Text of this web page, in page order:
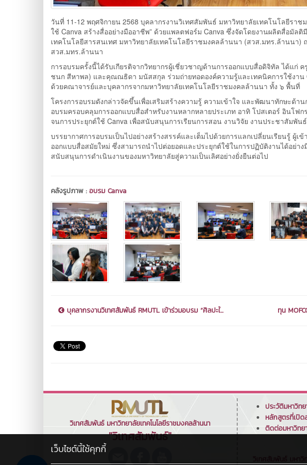
วันที่ 11-12 พฤศจิกายน 2568 บุคลากรงานวิเทศสัมพันธ์ มหาวิทยาลัยเทคโนโลยีราช
ใช้ Canva สร้างสื่ออย่างมืออาชีพ” ด้วยแพลตฟอร์ม Canva ซึ่งจัดโดยงานผลิตสื่อมัล
เทคโนโลยีสารสนเทศ มหาวิทยาลัยเทคโนโลยีราชมงคลล้านนา (สวส.มทร.ล้านนา)
สวส.มทร.ล้านนา
การอบรมครั้งนี้ได้รับเกียรติจากวิทยากรผู้เชี่ยวชาญด้านการออกแบบสื่อดิจิทัล ได้แก่
ชนก สีหาพล) และคุณณธิดา มนัสสกุล ร่วมถ่ายทอดองค์ความรู้และเทคนิคการใช้งาน
ด้วยคณาจารย์และบุคลากรจากมหาวิทยาลัยเทคโนโลยีราชมงคลล้านนา ทั้ง ๖ พื้นที่
โครงการอบรมดังกล่าวจัดขึ้นเพื่อเสริมสร้างความรู้ ความเข้าใจ และพัฒนาทักษะด้า
อบรมครอบคลุมการออกแบบสื่อสำหรับงานหลากหลายประเภท อาทิ โปสเตอร์ อินโฟ
จนการประยุกต์ใช้ Canva เพื่อสนับสนุนการเรียนการสอน งานวิจัย งานประชาสัมพั
บรรยากาศการอบรมเป็นไปอย่างสร้างสรรค์และเต็มไปด้วยการแลกเปลี่ยนเรียนรู้ ผู้เ
ออกแบบสื่อสมัยใหม่ ซึ่งสามารถนำไปต่อยอดและประยุกต์ใช้ในการปฏิบัติงานได้อย่า
สนับสนุนการดำเนินงานของมหาวิทยาลัยสู่ความเป็นเลิศอย่างยั่งยืนต่อไป
คลังรูปภาพ :อบรม Canva
บุคลากรงานวิเทศสัมพันธ์ RMUTL เข้าร่วมอบรม “ศิลปะใ... ทุน
วิเทศสัมพันธ์ มหาวิทยาลัยเทคโนโลยีราชมงคลล้านนา
"วิเทศสัมพันธ์"
ประวัติมหาวิท
หลักสูตรที่เปิด
ติดต่อมหาวิทย
เว็บไซต์นี้ใช้คุกกี้